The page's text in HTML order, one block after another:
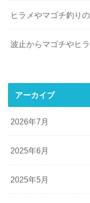
ヒラメやマゴチ釣り
波止からマゴチやヒ
アーカイブ
2026年7月
2025年6月
2025年5月